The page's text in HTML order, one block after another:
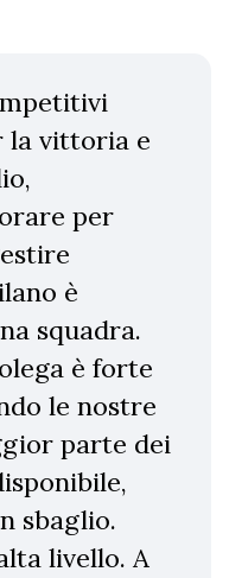
la vittoria e
per
è
squadra.
è forte
le nostre
parte dei
sbaglio.
livello. A